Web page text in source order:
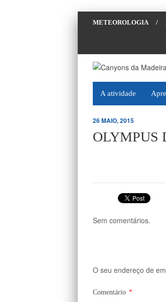
METEOROLOGIA /
A atividade
26 MAIO, 2015
OLYMPUS
Sem comentários.
O seu endereço de
Comentário *